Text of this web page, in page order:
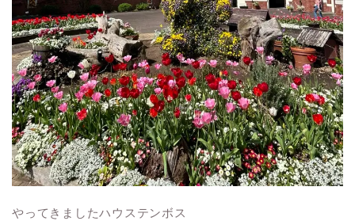
やってきましたハウステンボス